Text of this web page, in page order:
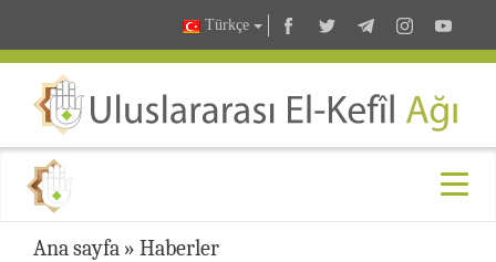
Türkçe
Ana sayfa » Haberler